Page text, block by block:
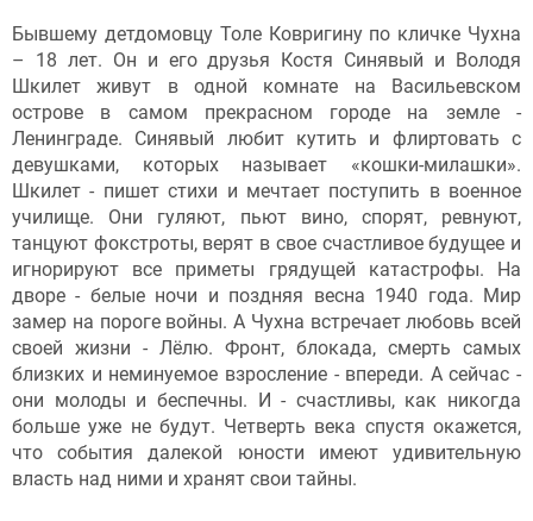
Бывшему детдомовцу Толе Ковригину по кличке Чухна
– 18 лет. Он и его друзья Костя Синявый и Володя
Шкилет живут в одной комнате на Васильевском
острове в самом прекрасном городе на земле -
Ленинграде. Синявый любит кутить и флиртовать с
девушками, которых называет «кошки-милашки».
Шкилет - пишет стихи и мечтает поступить в военное
училище. Они гуляют, пьют вино, спорят, ревнуют,
танцуют фокстроты, верят в свое счастливое будущее и
игнорируют все приметы грядущей катастрофы. На
дворе - белые ночи и поздняя весна 1940 года. Мир
замер на пороге войны. А Чухна встречает любовь всей
своей жизни - Лёлю. Фронт, блокада, смерть самых
близких и неминуемое взросление - впереди. А сейчас -
они молоды и беспечны. И - счастливы, как никогда
больше уже не будут. Четверть века спустя окажется,
что события далекой юности имеют удивительную
власть над ними и хранят свои тайны.